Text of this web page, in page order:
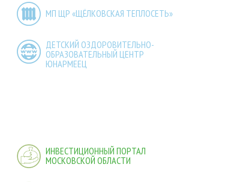
МП ЩР «ЩЁЛКОВСКАЯ ТЕПЛОСЕТЬ»
ДЕТСКИЙ ОЗДОРОВИТЕЛЬНО-
ОБРАЗОВАТЕЛЬНЫЙ ЦЕНТР
ЮНАРМЕЕЦ
ИНВЕСТИЦИОННЫЙ ПОРТАЛ
МОСКОВСКОЙ ОБЛАСТИ